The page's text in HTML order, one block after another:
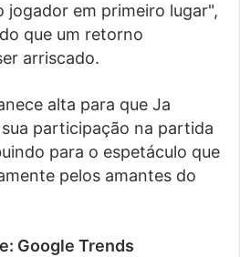
jogador em primeiro lugar",
que um retorno
arriscado.
alta para que Ja
participação na partida
para o espetáculo que
pelos amantes do
Google Trends